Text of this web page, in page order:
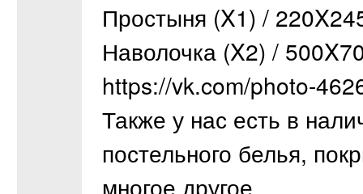
Простыня (X1) /
Наволочка (X2) /
https://vk.com/photo-
Также у нас есть в
постельного белья,
многое другое.